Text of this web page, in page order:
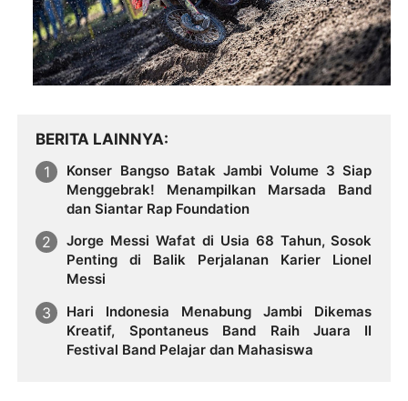
BERITA LAINNYA
Konser Bangso Batak Jambi Volume 3 Siap
Menggebrak! Menampilkan Marsada Band
dan Siantar Rap Foundation
Jorge Messi Wafat di Usia 68 Tahun, Sosok
Penting di Balik Perjalanan Karier Lionel
Messi
Hari Indonesia Menabung Jambi Dikemas
Kreatif, Spontaneus Band Raih Juara II
Festival Band Pelajar dan Mahasiswa